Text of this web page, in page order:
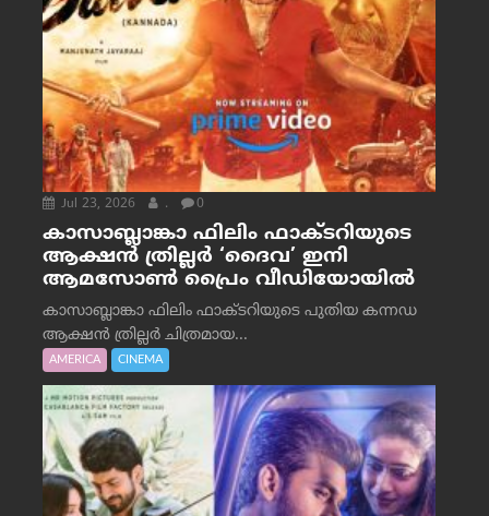
Jul 23, 2026 . 0
കാസാബ്ലാങ്കാ ഫിലിം ഫാക്ടറിയുടെ
ആക്ഷൻ ത്രില്ലർ ‘ദൈവ’ ഇനി
ആമസോൺ പ്രൈം വീഡിയോയിൽ
കാസാബ്ലാങ്കാ ഫിലിം ഫാക്ടറിയുടെ പുതിയ കന്നഡ
ആക്ഷൻ ത്രില്ലർ ചിത്രമായ...
AMERICA CINEMA